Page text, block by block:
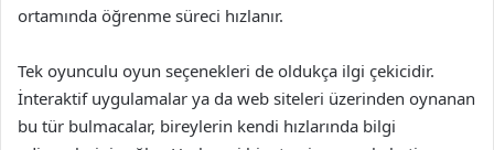
ortamında öğrenme süreci hızlanır.
Tek oyunculu oyun seçenekleri de oldukça ilgi çekicidir.
İnteraktif uygulamalar ya da web siteleri üzerinden oynanan
bu tür bulmacalar, bireylerin kendi hızlarında bilgi